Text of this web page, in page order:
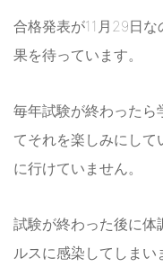
合格発表が11月29日
果を待っています。
毎年試験が終わったら
てそれを楽しみにし
に行けていません。
試験が終わった後に体
ルスに感染してしまい